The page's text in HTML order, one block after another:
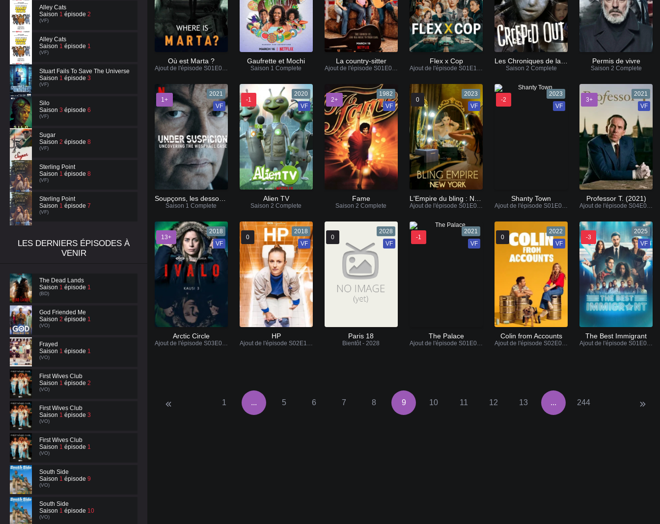
Alley Cats
Saison 1 épisode 2
(VF)
Alley Cats
Saison 1 épisode 1
(VF)
Stuart Fails To Save The Universe
Saison 1 épisode 3
(VF)
Silo
Saison 3 épisode 6
(VF)
Sugar
Saison 2 épisode 8
(VF)
Sterling Point
Saison 1 épisode 8
(VF)
Sterling Point
Saison 1 épisode 7
(VF)
LES DERNIERS ÉPISODES À
VENIR
The Dead Lands
Saison 1 épisode 1
(BD)
God Friended Me
Saison 2 épisode 1
(VO)
Frayed
Saison 1 épisode 1
(VO)
First Wives Club
Saison 1 épisode 2
(VO)
First Wives Club
Saison 1 épisode 3
(VO)
First Wives Club
Saison 1 épisode 1
(VO)
South Side
Saison 1 épisode 9
(VO)
South Side
Saison 1 épisode 10
(VO)
Où est Marta ?
Ajout de l'épisode S01E02 VF / VOSTFR
Gaufrette et Mochi
Saison 1 Complete
La country-sitter
Ajout de l'épisode S01E04 VF / VOSTFR
Flex x Cop
Ajout de l'épisode S01E14 VOSTFR
Les Chroniques de la peur
Saison 2 Complete
Permis de vivre
Saison 2 Complete
1+
2021
VF
Soupçons, les dessous de l'affaire Wesphael
Saison 1 Complete
-1
2020
VF
Alien TV
Saison 2 Complete
2+
1982
VF
Fame
Saison 2 Complete
0
2023
VF
Ajout de l'épisode S01E08 VF / VOSTFR
-2
2023
VF
Shanty Town
Ajout de l'épisode S01E05 VF
3+
2021
VF
Professor T. (2021)
Ajout de l'épisode S04E06 VF / VOSTFR
13+
2018
VF
Arctic Circle
Ajout de l'épisode S03E06 VF
0
2018
VF
HP
0
2028
VF
Paris 18
Bientôt - 2028
-1
2021
VF
The Palace
0
2022
VF
Colin from Accounts
-3
2025
VF
The Best Immigrant
1 ... 5 6 7 8 9 10 11 12 13 ... 244